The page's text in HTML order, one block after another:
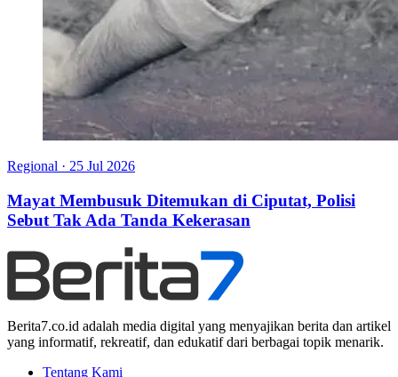
Regional · 25 Jul 2026
Mayat Membusuk Ditemukan di Ciputat, Polisi
Sebut Tak Ada Tanda Kekerasan
Berita7.co.id adalah media digital yang menyajikan berita dan artikel
yang informatif, rekreatif, dan edukatif dari berbagai topik menarik.
Tentang Kami